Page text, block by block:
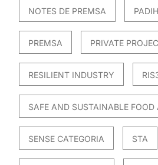
NOTES DE PREMSA PADIH
PREMSA PRIVATE
RESILIENT INDUSTRY
SAFE AND SUSTAINABLE FOOD
SENSE CATEGORIA STA